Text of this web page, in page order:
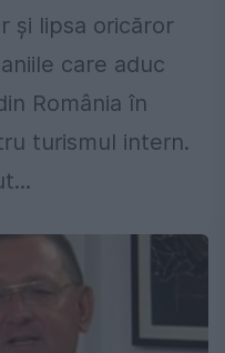
și lipsa oricăror
care aduc
România în
turismul intern.